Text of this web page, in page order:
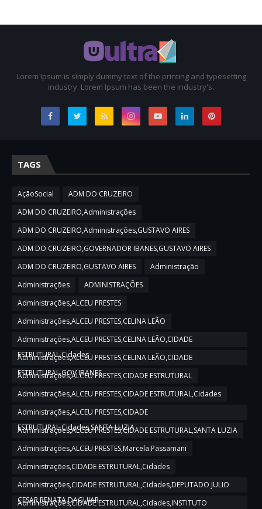
Lorem Ipsum is simply dummy text of the printing and typesetting
industry. Lorem Ipsum has been the industry's.
TAGS
AçãoSocial
ADM DO CRUZEIRO
ADM DO CRUZEIRO,Administrações
ADM DO CRUZEIRO,Administrações,GUSTAVO AIRES
ADM DO CRUZEIRO,GOVERNADOR IBANES,GUSTAVO AIRES
ADM DO CRUZEIRO,GUSTAVO AIRES
Administração
Administrações
ADMINISTRAÇÕES
Administrações,ALCEU PRESTES
Administrações,ALCEU PRESTES,CELINA LEÃO
Administrações,ALCEU PRESTES,CELINA LEÃO,CIDADE
ESTRUTURAL,Cidades
Administrações,ALCEU PRESTES,CELINA LEÃO,CIDADE
ESTRUTURAL,GOV IBANES
Administrações,ALCEU PRESTES,CIDADE ESTRUTURAL
Administrações,ALCEU PRESTES,CIDADE ESTRUTURAL,Cidades
Administrações,ALCEU PRESTES,CIDADE
ESTRUTURAL,Cidades,SANTA LUZIA
Administrações,ALCEU PRESTES,CIDADE ESTRUTURAL,SANTA LUZIA
Administrações,ALCEU PRESTES,Marcela Passamani
Administrações,CIDADE ESTRUTURAL,Cidades
Administrações,CIDADE ESTRUTURAL,Cidades,DEPUTADO JULIO
CESAR,RENATA DAGUIAR
Administrações,CIDADE ESTRUTURAL,Cidades,INSTITUTO